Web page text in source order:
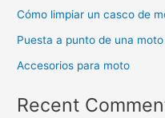
Cómo limpiar un casco de
Puesta a punto de una
Accesorios para moto
Recent